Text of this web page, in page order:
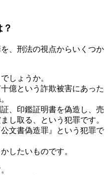
、刑法の視点からいくつか
しょうか。
億という詐欺被害にあった
、印鑑証明書を偽造し、売
し取る、という犯罪です。
文書偽造罪』という犯罪で
したいものです。